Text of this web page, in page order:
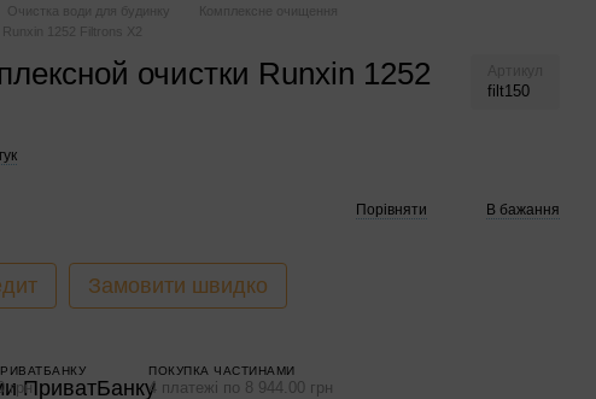
Очистка води для будинку
Комплексне очищення
1252 Filtrons X2
очистки Runxin 1252
filt150
Порівняти В бажання
Замовити швидко
грн
ПОКУПКА ЧАСТИНАМИ
4 платежі по 8 944.00 грн